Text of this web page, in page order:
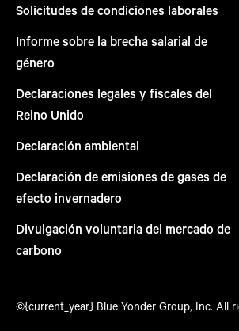
Solicitudes de condiciones laborales
Informe sobre la brecha salarial de
género
Declaraciones legales y fiscales del
Reino Unido
Declaración ambiental
Declaración de emisiones de gases de
efecto invernadero
Divulgación voluntaria del mercado de
carbono
©{current_year} Blue Yonder Group, Inc. All